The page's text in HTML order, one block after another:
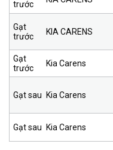
trước
Gạt
trước
KIA CARENS
Gạt
trước
Kia Carens
Gạt sau Kia Carens
Gạt sau Kia Carens